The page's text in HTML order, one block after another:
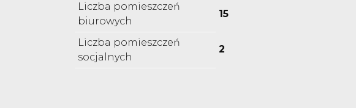
Liczba pomieszczeń
biurowych
15
Liczba pomieszczeń
socjalnych
2